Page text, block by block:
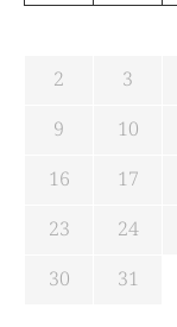
2
3
9
10
16
17
23
24
30
31